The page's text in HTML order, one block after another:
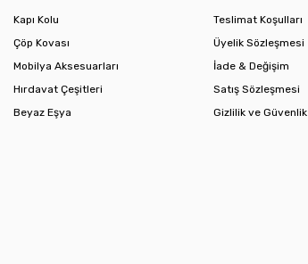
Kapı Kolu
Çöp Kovası
Mobilya Aksesuarları
Hırdavat Çeşitleri
Beyaz Eşya
Teslimat Koşulları
Üyelik Sözleşmesi
İade & Değişim
Satış Sözleşmesi
Gizlilik ve Güvenlik